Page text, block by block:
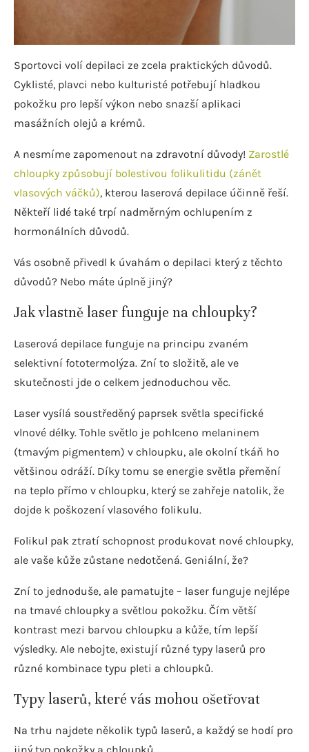
Sportovci volí depilaci ze zcela praktických důvodů.
Cyklisté, plavci nebo kulturisté potřebují hladkou
pokožku pro lepší výkon nebo snazší aplikaci
masážních olejů a krémů.
A nesmíme zapomenout na zdravotní důvody! Zarostlé
chloupky způsobují bolestivou folikulitidu (zánět
vlasových váčků), kterou laserová depilace účinně řeší.
Někteří lidé také trpí nadměrným ochlupením z
hormonálních důvodů.
Vás osobně přivedl k úvahám o depilaci který z těchto
důvodů? Nebo máte úplně jiný?
Jak vlastně laser funguje na chloupky?
Laserová depilace funguje na principu zvaném
selektivní fototermolýza. Zní to složitě, ale ve
skutečnosti jde o celkem jednoduchou věc.
Laser vysílá soustředěný paprsek světla specifické
vlnové délky. Tohle světlo je pohlceno melaninem
(tmavým pigmentem) v chloupku, ale okolní tkáň ho
většinou odráží. Díky tomu se energie světla přemění
na teplo přímo v chloupku, který se zahřeje natolik, že
dojde k poškození vlasového folikulu.
Folikul pak ztratí schopnost produkovat nové chloupky,
ale vaše kůže zůstane nedotčená. Geniální, že?
Zní to jednoduše, ale pamatujte – laser funguje nejlépe
na tmavé chloupky a světlou pokožku. Čím větší
kontrast mezi barvou chloupku a kůže, tím lepší
výsledky. Ale nebojte, existují různé typy laserů pro
různé kombinace typu pleti a chloupků.
Typy laserů, které vás mohou ošetřovat
Na trhu najdete několik typů laserů, a každý se hodí pro